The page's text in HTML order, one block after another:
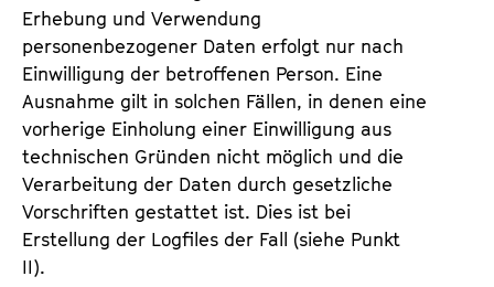
Erhebung und Verwendung
personenbezogener Daten erfolgt nur nach
Einwilligung der betroffenen Person. Eine
Ausnahme gilt in solchen Fällen, in denen eine
vorherige Einholung einer Einwilligung aus
technischen Gründen nicht möglich und die
Verarbeitung der Daten durch gesetzliche
Vorschriften gestattet ist. Dies ist bei
Erstellung der Logfiles der Fall (siehe Punkt
II).